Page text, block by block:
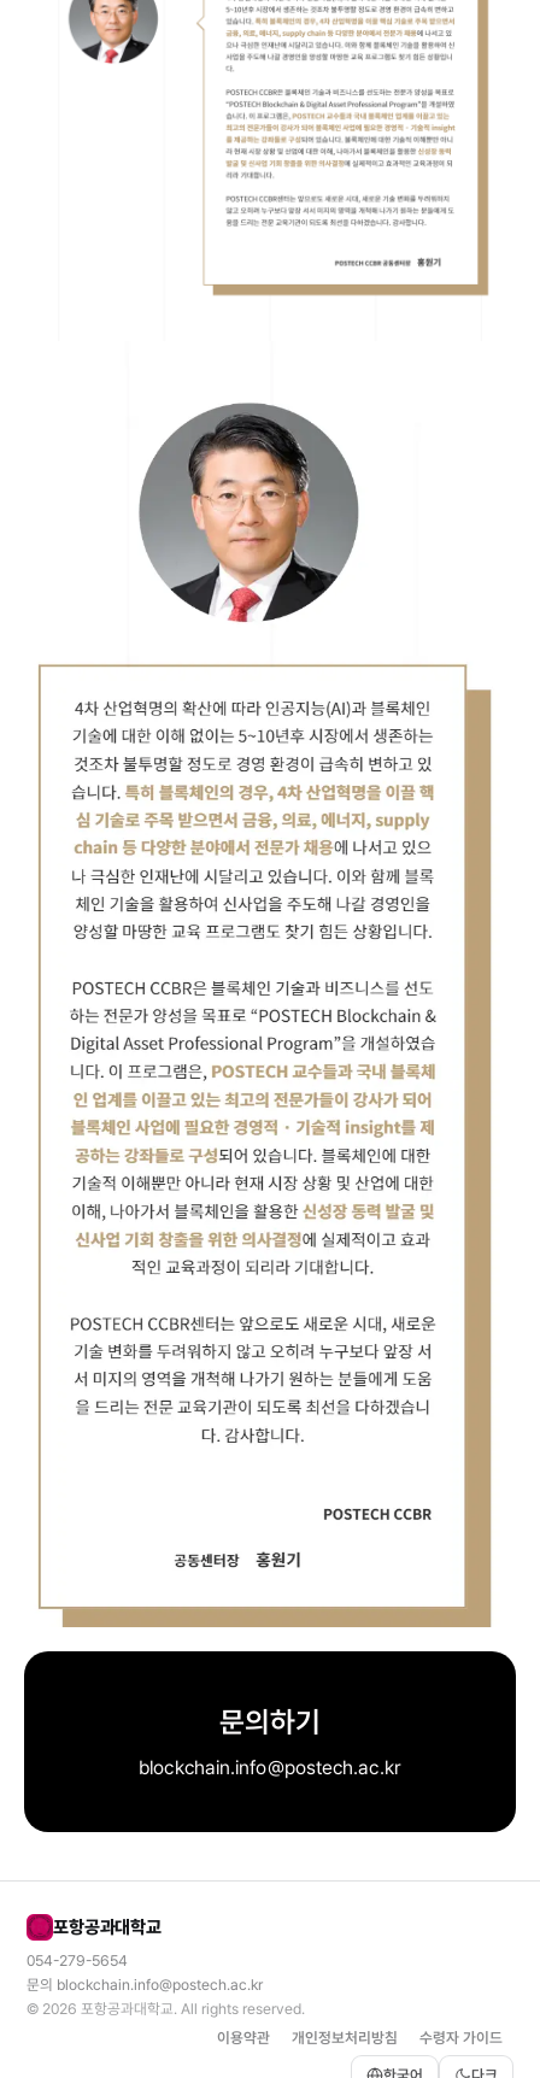
문의하기
blockchain.info@postech.ac.kr
포항공과대학교
054-279-5654
문의 blockchain.info@postech.ac.kr
© 2026 포항공과대학교. All rights reserved.
이용약관
개인정보처리방침 수령자 가이드